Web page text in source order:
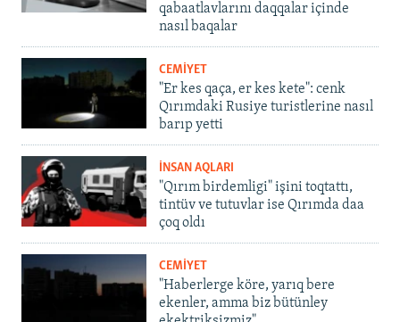
qabaatlavlarını daqqalar içinde
nasıl baqalar
CEMİYET
"Er kes qaça, er kes kete": cenk
Qırımdaki Rusiye turistlerine nasıl
barıp yetti
İNSAN AQLARI
"Qırım birdemligi" işini toqtattı,
tintüv ve tutuvlar ise Qırımda daa
çoq oldı
CEMİYET
"Haberlerge köre, yarıq bere
ekenler, amma biz bütünley